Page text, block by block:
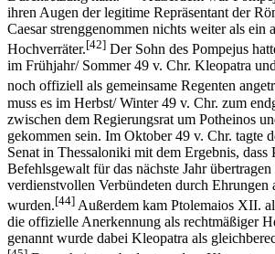
ihren Augen der legitime Repräsentant der
Caesar strenggenommen nichts weiter als ein
Hochverräter.[42] Der Sohn des Pompejus
im Frühjahr/ Sommer 49 v. Chr. Kleopatra
noch offiziell als gemeinsame Regenten
muss es im Herbst/ Winter 49 v. Chr. zum
zwischen dem Regierungsrat um Potheinos
gekommen sein. Im Oktober 49 v. Chr. tagte
Senat in Thessaloniki mit dem Ergebnis, dass
Befehlsgewalt für das nächste Jahr
verdienstvollen Verbündeten durch Ehrungen
wurden.[44] Außerdem kam Ptolemaios XII.
die offizielle Anerkennung als rechtmäßiger
genannt wurde dabei Kleopatra als